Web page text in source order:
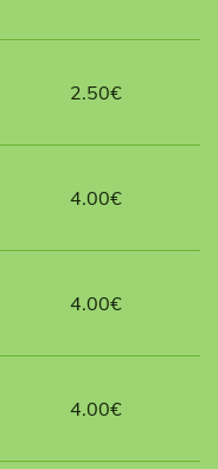
2.50€
4.00€
4.00€
4.00€